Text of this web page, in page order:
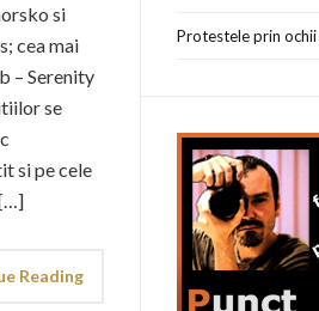
si
cea mai
– Serenity
se
si pe cele
Reading
Protestele prin